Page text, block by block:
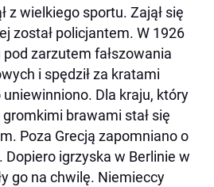
z wielkiego sportu. Zajął się
został policjantem. W 1926
zarzutem fałszowania
i spędził za kratami
Dla kraju, który
brawami stał się
Poza Grecją zapomniano o
Dopiero igrzyska w Berlinie w
go na chwilę. Niemieccy